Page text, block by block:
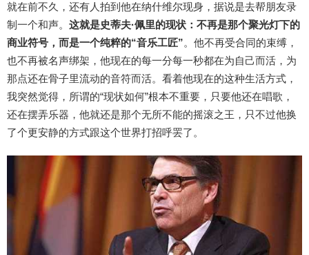
就在前不久，还有人拍到他在纳什维尔现身，据说是去帮朋友录
制一个和声。 这就是史蒂夫·佩里的现状：不再是那个聚光灯下的
商业符号，而是一个纯粹的“音乐工匠”。他不再受合同的束缚，
也不再被名声绑架，他现在的每一分每一秒都在为自己而活，为
那点还在骨子里流动的音符而活。看着他现在的这种生活方式，
我突然觉得，所谓的“现状如何”根本不重要，只要他还在唱歌，
还在摆弄乐器，他就还是那个无所不能的摇滚之王，只不过他换
了个更安静的方式跟这个世界打招呼罢了。